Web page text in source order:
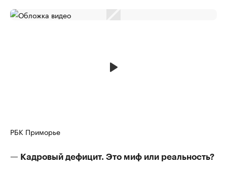
РБК Приморье
— Кадровый дефицит. Это миф или реальность?